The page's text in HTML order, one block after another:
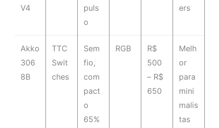
V4
puls
o
ers
Akko
306
8B
TTC
Swit
ches
Sem
fio,
com
pact
o
65%
RGB
R$
500
– R$
650
Melh
or
para
mini
malis
tas